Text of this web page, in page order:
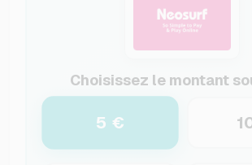
Choisissez le montant
5 €